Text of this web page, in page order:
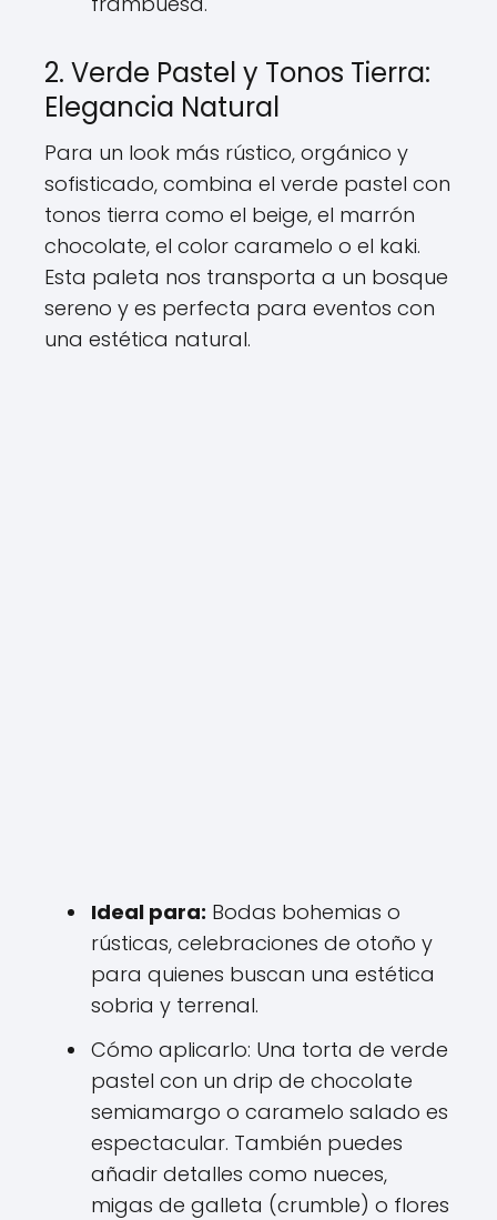
2. Verde Pastel y Tonos Tierra:
Elegancia Natural
Para un look más rústico, orgánico y
sofisticado, combina el verde pastel con
tonos tierra como el beige, el marrón
chocolate, el color caramelo o el kaki.
Esta paleta nos transporta a un bosque
sereno y es perfecta para eventos con
una estética natural.
Ideal para: Bodas bohemias o
rústicas, celebraciones de otoño y
para quienes buscan una estética
sobria y terrenal.
Cómo aplicarlo: Una torta de verde
pastel con un drip de chocolate
semiamargo o caramelo salado es
espectacular. También puedes
añadir detalles como nueces,
migas de galleta (crumble) o flores